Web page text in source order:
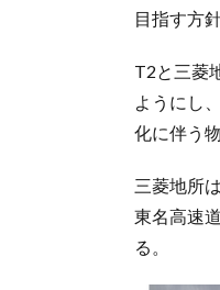
目指す方
T2と三菱
ようにし
化に伴う
三菱地所
東名高速
る。